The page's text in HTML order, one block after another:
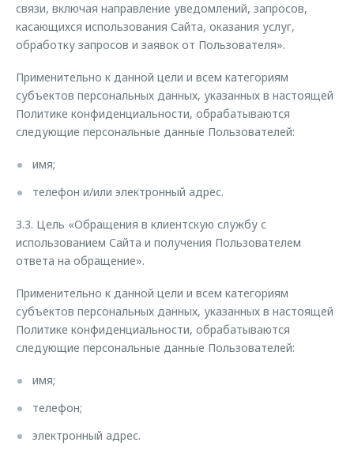
связи, включая направление уведомлений, запросов,
касающихся использования Сайта, оказания услуг,
обработку запросов и заявок от Пользователя».
Применительно к данной цели и всем категориям
субъектов персональных данных, указанных в настоящей
Политике конфиденциальности, обрабатываются
следующие персональные данные Пользователей:
имя;
телефон и/или электронный адрес.
3.3. Цель «Обращения в клиентскую службу с
использованием Сайта и получения Пользователем
ответа на обращение».
Применительно к данной цели и всем категориям
субъектов персональных данных, указанных в настоящей
Политике конфиденциальности, обрабатываются
следующие персональные данные Пользователей:
имя;
телефон;
электронный адрес.